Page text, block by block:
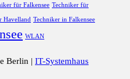
für Falkensee Techniker für
Havelland Techniker in Falkensee
WLAN
Berlin | IT-Systemhaus